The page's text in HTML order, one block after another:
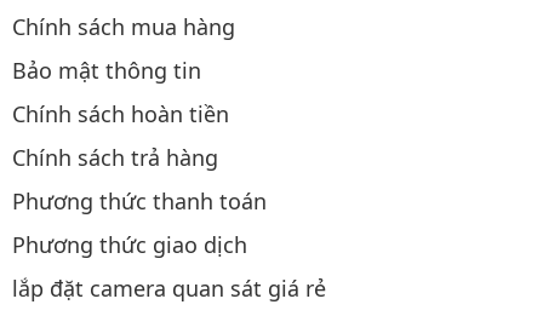
Chính sách mua hàng
Bảo mật thông tin
Chính sách hoàn tiền
Chính sách trả hàng
Phương thức thanh toán
Phương thức giao dịch
lắp đặt camera quan sát giá rẻ